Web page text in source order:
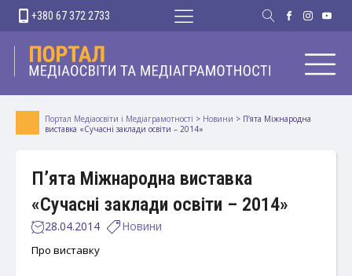
+380 67 372 2733
Портал Медіаосвіти і Медіаграмотності > Новини > П’ята Міжнародна
виставка «Сучасні заклади освіти – 2014»
П’ята Міжнародна виставка
«Сучасні заклади освіти – 2014»
28.04.2014 Новини
Про виставку